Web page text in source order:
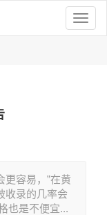
容易，”在黄
收录的几率会
是不便宜...